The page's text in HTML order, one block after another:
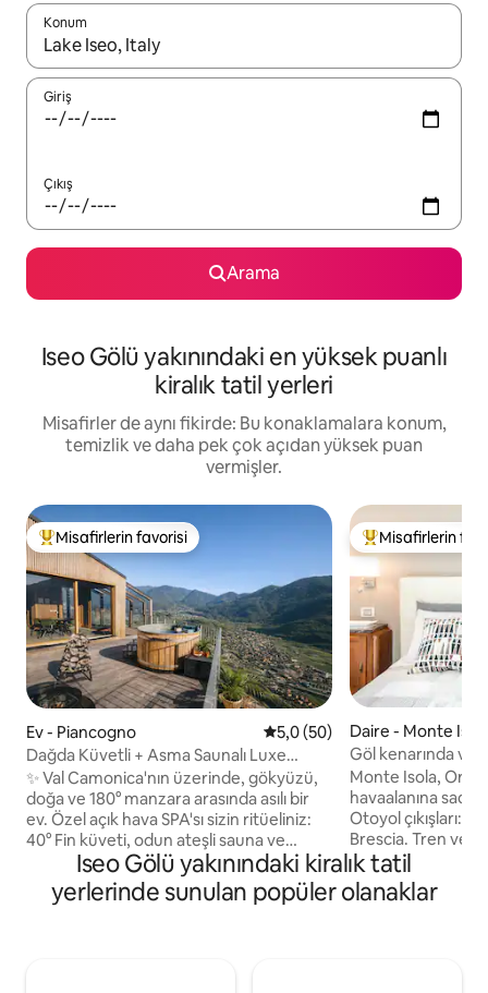
Konum
Sonuçlar kullanılabilir olduğunda yukarı ve aşağı oklarıyla
Giriş
Çıkış
Arama
Iseo Gölü yakınındaki en yüksek puanlı
kiralık tatil yerleri
Misafirler de aynı fikirde: Bu konaklamalara konum,
temizlik ve daha pek çok açıdan yüksek puan
vermişler.
Misafirlerin favorilerinden en beğenilenler arasında
Misafirlerin favorisi
Ev - Piancogno 5 üzerinden ortalama 5,0
5,0 (50)
Dağda Küvetli + Asma Saunalı Luxe
Home
✨ Val Camonica'nın üzerinde, gökyüzü,
doğa ve 180° manzara arasında asılı bir
ev. Özel açık hava SPA'sı sizin ritüeliniz:
40° Fin küveti, odun ateşli sauna ve
yıldızların altında sıcak duş. 🛏️ Çift kişilik
yataklı süit + çift kişilik asma kat, 🛋️ Vadi
manzaralı cam duvarlı oturma odası,
Misafirlerin
Misafirlerin
Daire - Monte
Göl kenarında
Casadina
Monte Isola, Orio
havaalanına
Otoyol çıkışları:
Brescia. Tren
Sulzano'ya
Feribotla, Iseo
Peschiera Maraglio'ya. Evin
Iseo Gölü yakınındaki kiralık tatil
yerlerinde sunulan popüler olanaklar